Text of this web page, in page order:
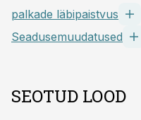
palkade läbipaistvus
Seadusemuudatused
SEOTUD LOOD